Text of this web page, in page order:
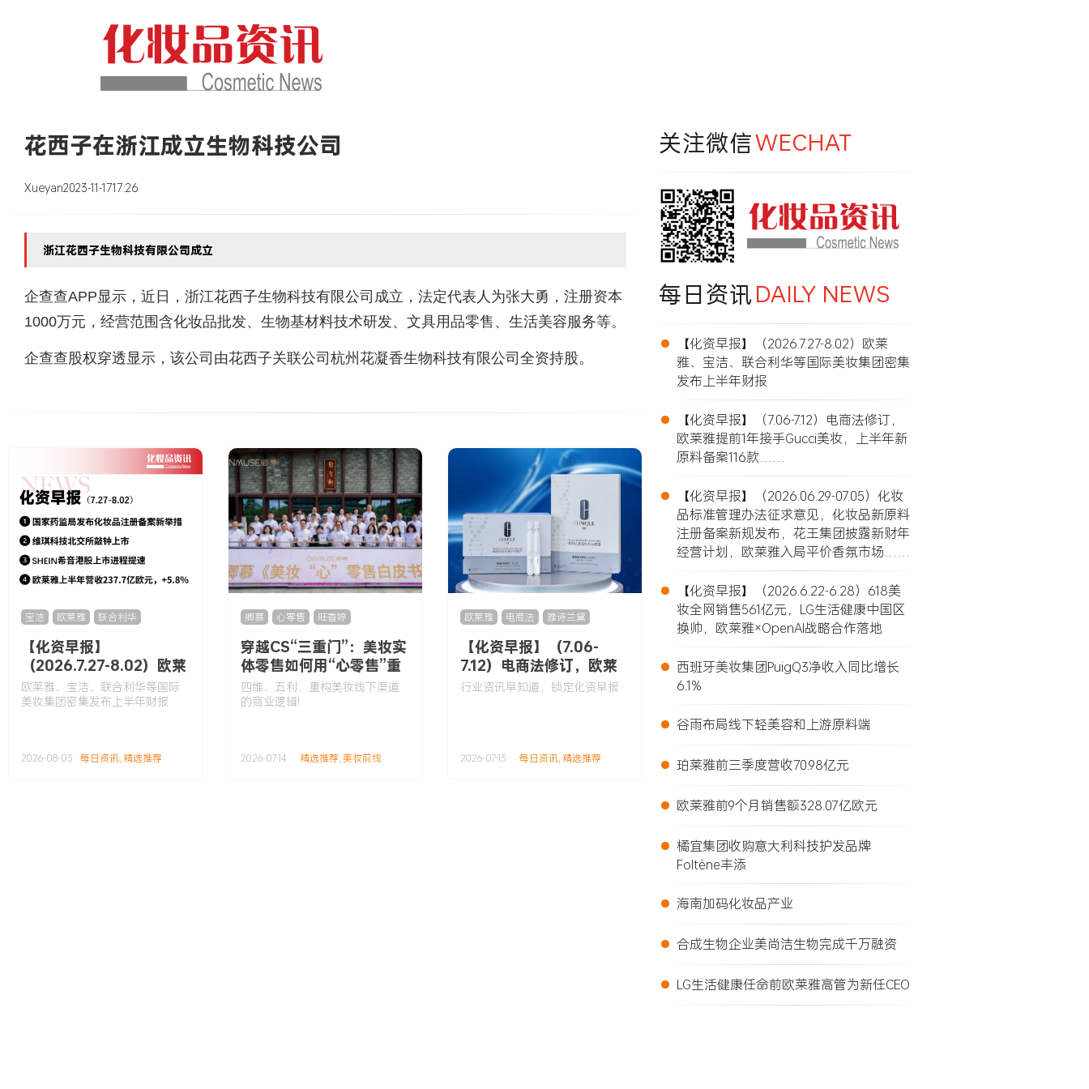
花西子在浙江成立生物科技公司
Xueyan2023-11-1717:26
浙江花西子生物科技有限公司成立
企查查APP显示，近日，浙江花西子生物科技有限公司成立，法定代表人为张大勇，注册资本
1000万元，经营范围含化妆品批发、生物基材料技术研发、文具用品零售、生活美容服务等。
企查查股权穿透显示，该公司由花西子关联公司杭州花凝香生物科技有限公司全资持股。
宝洁 欧莱雅 联合利华
【化资早报】
（2026.7.27-8.02）欧莱
雅、宝洁、联合利华等国
际美妆集团密集发布上半
欧莱雅、宝洁、联合利华等国际
美妆集团密集发布上半年财报
2026-08-03 每日资讯,精选推荐
卿慕 心零售 旺香婷
穿越CS“三重门”：美妆实
体零售如何用“心零售”重
构增长逻辑
四维、五利，重构美妆线下渠道
的商业逻辑!
2026-07-14 精选推荐,美妆前线
欧莱雅 电商法 雅诗兰黛
【化资早报】（7.06-
7.12）电商法修订，欧莱
雅提前1年接手Gucci美
行业资讯早知道，锁定化资早报
2026-07-13 每日资讯,精选推荐
关注微信WECHAT
每日资讯DAILY NEWS
•
【化资早报】（2026.7.27-8.02）欧莱
雅、宝洁、联合利华等国际美妆集团密集
发布上半年财报
•
【化资早报】（7.06-7.12）电商法修订，
欧莱雅提前1年接手Gucci美妆，上半年新
原料备案116款……
•
【化资早报】（2026.06.29-07.05）化妆
品标准管理办法征求意见，化妆品新原料
注册备案新规发布，花王集团披露新财年
经营计划，欧莱雅入局平价香氛市场……
•
【化资早报】（2026.6.22-6.28）618美
妆全网销售561亿元，LG生活健康中国区
换帅，欧莱雅×OpenAI战略合作落地
• 西班牙美妆集团PuigQ3净收入同比增长
6.1%
• 谷雨布局线下轻美容和上游原料端
• 珀莱雅前三季度营收70.98亿元
• 欧莱雅前9个月销售额328.07亿欧元
• 橘宜集团收购意大利科技护发品牌
Foltène丰添
• 海南加码化妆品产业
• 合成生物企业美尚洁生物完成千万融资
• LG生活健康任命前欧莱雅高管为新任CEO